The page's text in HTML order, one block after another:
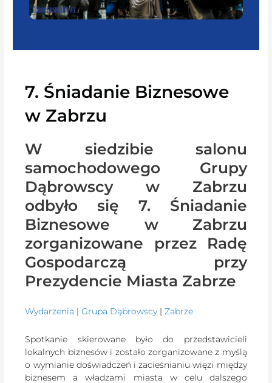
7. Śniadanie Biznesowe
w Zabrzu
W siedzibie salonu
samochodowego Grupy
Dąbrowscy w Zabrzu
odbyło się 7. Śniadanie
Biznesowe w Zabrzu
zorganizowane przez Radę
Gospodarczą przy
Prezydencie Miasta Zabrze
Wydarzenia |Grupa Dąbrowscy |Zabrze
Spotkanie skierowane było do przedstawicieli
lokalnych biznesów i zostało zorganizowane z myślą
o wymianie doświadczeń i zacieśnianiu więzi między
biznesem a władzami miasta w celu dalszego